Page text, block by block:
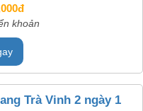
khoản
Trà Vinh 2 ngày 1